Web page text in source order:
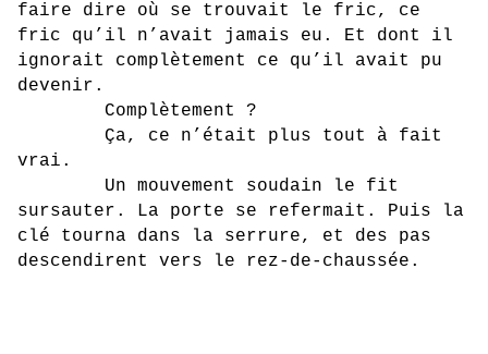
faire dire où se trouvait le fric, ce
fric qu’il n’avait jamais eu. Et dont il
ignorait complètement ce qu’il avait pu
devenir.
Complètement ?
Ça, ce n’était plus tout à fait
vrai.
Un mouvement soudain le fit
sursauter. La porte se refermait. Puis la
clé tourna dans la serrure, et des pas
descendirent vers le rez-de-chaussée.